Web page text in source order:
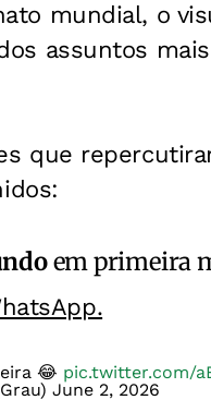
mundial, o
assuntos
que
em primeira
😂 pic.twitter.com/
June 2, 2026